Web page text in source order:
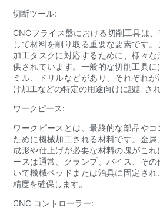
切断ツール:
CNCフライス盤における切削工具は
して材料を削り取る重要な要素です
加工タスクに対応するために、様々
供されています。一般的な切削工具
ミル、ドリルなどがあり、それぞれ
け加工などの特定の用途向けに設計され
ワークピース:
ワークピースとは、最終的な部品や
ために機械加工される材料です。金
成形や仕上げが必要な材料の塊がこ
ースは通常、クランプ、バイス、そ
いて機械ベッドまたは治具に固定さ
精度を確保します。
CNC コントローラー: